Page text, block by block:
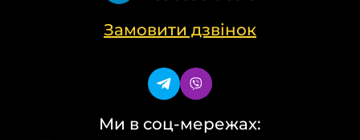
Замовити дзвінок
Ми в соц-мережах:
Еко сумки “Майка”
Еко сумки “Банан”